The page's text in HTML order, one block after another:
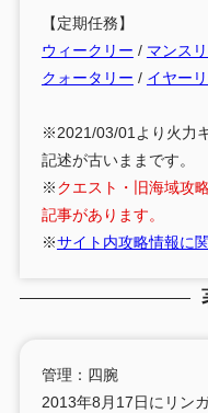
【定期任務】
ウィークリー / マンス
クォータリー / イヤー
※2021/03/01より火力
記述が古いままです。
※クエスト・旧海域攻
記事があります。
※サイト内攻略情報に
管理：四腕
2013年8月17日にリン